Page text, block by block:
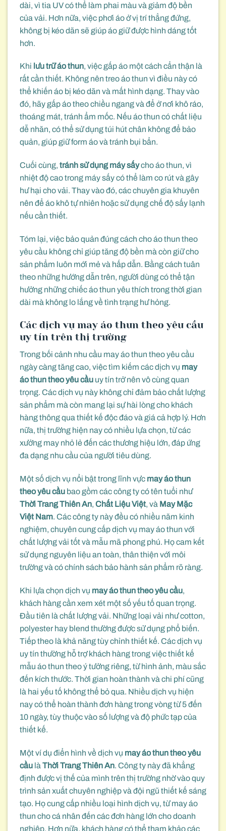
dài, vì tia UV có thể làm phai màu và giảm độ bền
của vải. Hơn nữa, việc phơi áo ở vị trí thẳng đứng,
không bị kéo dãn sẽ giúp áo giữ được hình dáng tốt
hơn.
Khi lưu trữ áo thun, việc gấp áo một cách cẩn thận là
rất cần thiết. Không nên treo áo thun vì điều này có
thể khiến áo bị kéo dãn và mất hình dạng. Thay vào
đó, hãy gấp áo theo chiều ngang và để ở nơi khô ráo,
thoáng mát, tránh ẩm mốc. Nếu áo thun có chất liệu
dễ nhăn, có thể sử dụng túi hút chân không để bảo
quản, giúp giữ form áo và tránh bụi bẩn.
Cuối cùng, tránh sử dụng máy sấycho áo thun, vì
nhiệt độ cao trong máy sấy có thể làm co rút và gây
hư hại cho vải. Thay vào đó, các chuyên gia khuyên
nên để áo khô tự nhiên hoặc sử dụng chế độ sấy lạnh
nếu cần thiết.
Tóm lại, việc bảo quản đúng cách cho áo thun theo
yêu cầu không chỉ giúp tăng độ bền mà còn giữ cho
sản phẩm luôn mới mẻ và hấp dẫn. Bằng cách tuân
theo những hướng dẫn trên, người dùng có thể tận
hưởng những chiếc áo thun yêu thích trong thời gian
dài mà không lo lắng về tình trạng hư hỏng.
Các dịch vụ may áo thun theo yêu cầu
uy tín trên thị trường
Trong bối cảnh nhu cầu may áo thun theo yêu cầu
ngày càng tăng cao, việc tìm kiếm các dịch vụ may
áo thun theo yêu cầu uy tín trở nên vô cùng quan
trọng. Các dịch vụ này không chỉ đảm bảo chất lượng
sản phẩm mà còn mang lại sự hài lòng cho khách
hàng thông qua thiết kế độc đáo và giá cả hợp lý. Hơn
nữa, thị trường hiện nay có nhiều lựa chọn, từ các
xưởng may nhỏ lẻ đến các thương hiệu lớn, đáp ứng
đa dạng nhu cầu của người tiêu dùng.
Một số dịch vụ nổi bật trong lĩnh vực may áo thun
theo yêu cầu bao gồm các công ty có tên tuổi như
Thời Trang Thiên An, Chất Liệu Việt, và May Mặc
Việt Nam. Các công ty này đều có nhiều năm kinh
nghiệm, chuyên cung cấp dịch vụ may áo thun với
chất lượng vải tốt và mẫu mã phong phú. Họ cam kết
sử dụng nguyên liệu an toàn, thân thiện với môi
trường và có chính sách bảo hành sản phẩm rõ ràng.
Khi lựa chọn dịch vụ may áo thun theo yêu cầu,
khách hàng cần xem xét một số yếu tố quan trọng.
Đầu tiên là chất lượng vải. Những loại vải như cotton,
polyester hay blend thường được sử dụng phổ biến.
Tiếp theo là khả năng tùy chỉnh thiết kế. Các dịch vụ
uy tín thường hỗ trợ khách hàng trong việc thiết kế
mẫu áo thun theo ý tưởng riêng, từ hình ảnh, màu sắc
đến kích thước. Thời gian hoàn thành và chi phí cũng
là hai yếu tố không thể bỏ qua. Nhiều dịch vụ hiện
nay có thể hoàn thành đơn hàng trong vòng từ 5 đến
10 ngày, tùy thuộc vào số lượng và độ phức tạp của
thiết kế.
Một ví dụ điển hình về dịch vụ may áo thun theo yêu
cầu là Thời Trang Thiên An. Công ty này đã khẳng
định được vị thế của mình trên thị trường nhờ vào quy
trình sản xuất chuyên nghiệp và đội ngũ thiết kế sáng
tạo. Họ cung cấp nhiều loại hình dịch vụ, từ may áo
thun cho cá nhân đến các đơn hàng lớn cho doanh
nghiệp. Hơn nữa, khách hàng có thể tham khảo các